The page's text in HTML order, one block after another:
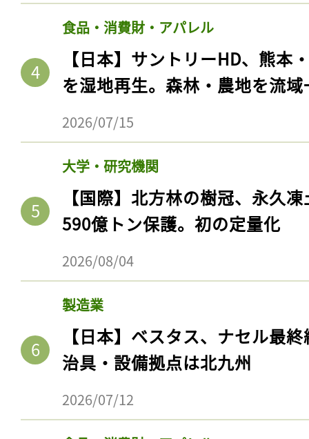
食品・消費財・アパレル
【日本】サントリーHD、熊本
を湿地再生。森林・農地を流
2026/07/15
大学・研究機関
【国際】北方林の樹冠、永久
590億トン保護。初の定量化
2026/08/04
製造業
【日本】ベスタス、ナセル最
治具・設備拠点は北九州
2026/07/12